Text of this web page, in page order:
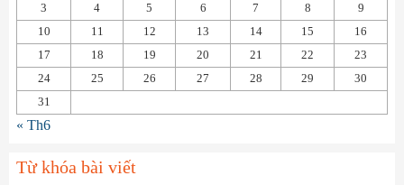
3
4 5 6 7 8
9
10
11 12 13 14 15
16
17
18 19 20 21 22
23
24
25 26 27 28 29
30
31
« Th6
Từ khóa bài viết